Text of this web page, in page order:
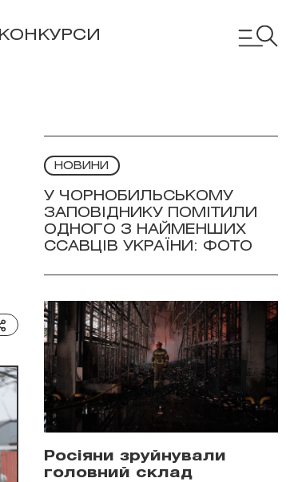
КОНКУРСИ
НОВИНИ
У ЧОРНОБИЛЬСЬКОМУ
ЗАПОВІДНИКУ ПОМІТИЛИ
ОДНОГО З НАЙМЕНШИХ
ССАВЦІВ УКРАЇНИ: ФОТО
Росіяни зруйнували
головний склад